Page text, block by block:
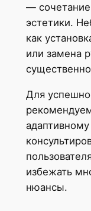
— сочетание
эстетики.
как
или замена
Для
избежать
нюансы.